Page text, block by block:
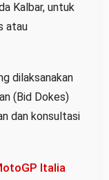
Kalbar, untuk
atau
dilaksanakan
(Bid Dokes)
dan konsultasi
Italia